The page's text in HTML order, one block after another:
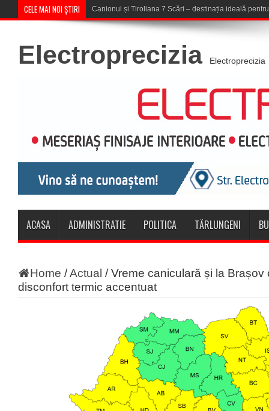
CELE MAI NOI ȘTIRI Concert în aer liber la Komeea C
Electroprecizia Electroprecizia
ACASA ADMINISTRATIE POLITICA TĂRLUNGENI
Home /Actual /Vreme caniculară și la
disconfort termic accentuat